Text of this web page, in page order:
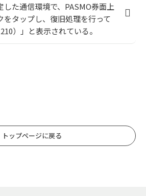
した通信環境で、PASMO券面上
をタップし、復旧処理を行って
）」と表示されている。
トップページに戻る